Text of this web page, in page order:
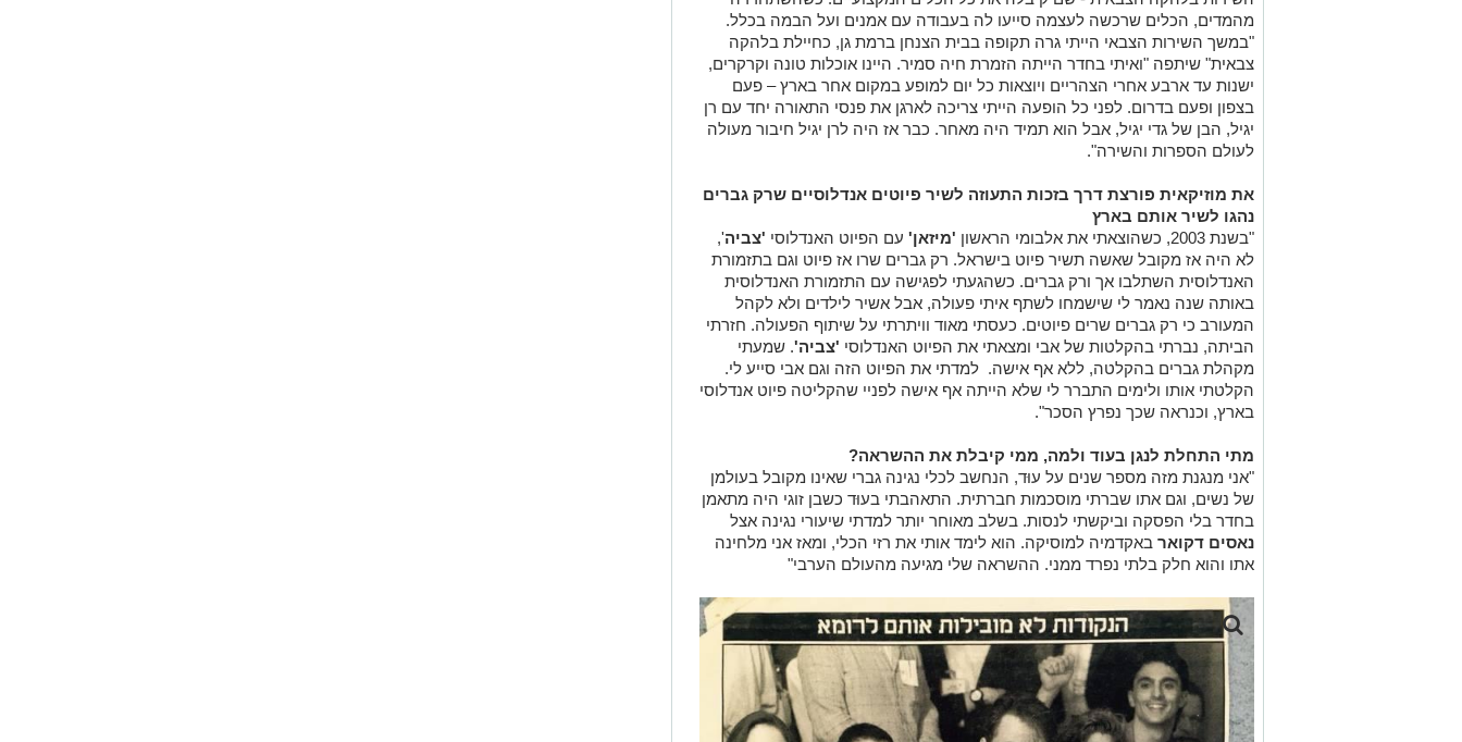
בצפון ופעם בדרום. לפני כל הופעה הייתי צריכה לארגן את פנסי התאורה יחד עם רן
יגיל, הבן של גדי יגיל, אבל הוא תמיד היה מאחר. כבר אז היה לרן יגיל חיבור מעולה
לעולם הספרות והשירה".
את מוזיקאית פורצת דרך בזכות התעוזה לשיר פיוטים אנדלוסיים שרק גברים
נהגו לשיר אותם בארץ
"בשנת 2003, כשהוצאתי את אלבומי הראשון
עם הפיוט האנדלוסי
האנדלוסית השתלבו אך ורק גברים. כשהגעתי לפגישה עם התזמורת האנדלוסית
באותה שנה נאמר לי שישמחו לשתף איתי פעולה, אבל אשיר לילדים ולא לקהל
המעורב כי רק גברים שרים פיוטים. כעסתי מאוד וויתרתי על שיתוף הפעולה. חזרתי
הביתה, נברתי בהקלטות של אבי ומצאתי את הפיוט האנדלוסי
מקהלת גברים בהקלטה, ללא אף אישה. למדתי את הפיוט הזה וגם אבי סייע לי.
הקלטתי אותו ולימים התברר לי שלא הייתה אף אישה לפניי שהקליטה פיוט אנדלוסי
מתי התחלת לנגן בעוד ולמה, ממי קיבלת את ההשראה?
"אני מנגנת מזה מספר שנים על עוּד, הנחשב לכלי נגינה גברי שאינו מקובל בעולמן
של נשים, וגם אתו שברתי מוסכמות חברתית. התאהבתי בעוּד כשבן זוגי היה מתאמן
בחדר בלי הפסקה וביקשתי לנסות. בשלב מאוחר יותר למדתי שיעורי נגינה אצל
נאסים דקואר
באקדמיה למוסיקה. הוא לימד אותי את רזי הכלי, ומאז אני מלחינה
אתו והוא חלק בלתי נפרד ממני. ההשראה שלי מגיעה מהעולם הערבי"